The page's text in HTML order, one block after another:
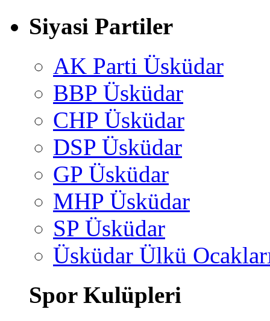
Siyasi Partiler
AK Parti Üsküdar
BBP Üsküdar
CHP Üsküdar
DSP Üsküdar
GP Üsküdar
MHP Üsküdar
SP Üsküdar
Üsküdar Ülkü
Spor Kulüpleri